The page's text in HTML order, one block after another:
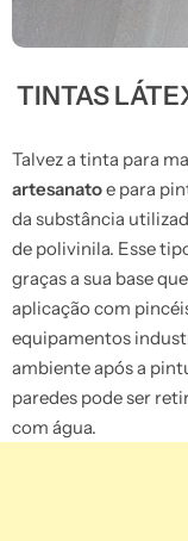
TINTAS
Talvez a tinta para
artesanatoe para
da substância
de polivinila. Esse
graças a sua base
aplicação com
equipamentos
ambiente após a
paredes pode ser
com água.